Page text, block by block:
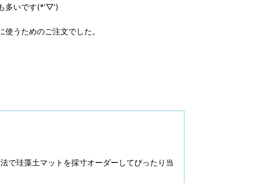
多いです(*'▽')
うためのご注文でした。
で珪藻土マットを採寸オーダーしてぴったり当